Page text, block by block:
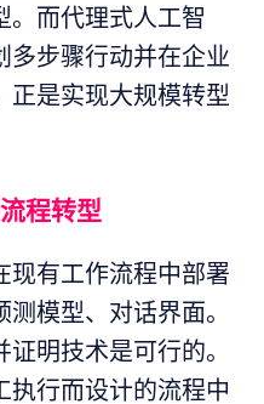
。而代理式人工智
多步骤行动并在企业
正是实现大规模转型
程转型
现有工作流程中部署
模型、对话界面。
明技术是可行的。
执行而设计的流程中